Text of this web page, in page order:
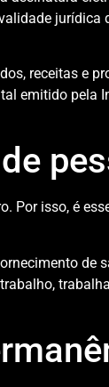
jurídica
receitas e
emitido pela
Por isso, é
de